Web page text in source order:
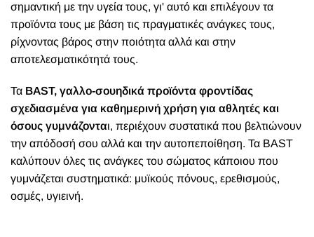
σημαντική με την υγεία τους, γι' αυτό και επιλέγουν τα
προϊόντα τους με βάση τις πραγματικές ανάγκες τους,
ρίχνοντας βάρος στην ποιότητα αλλά και στην
αποτελεσματικότητά τους.
Τα BAST, γαλλο-σουηδικά προϊόντα φροντίδας
σχεδιασμένα για καθημερινή χρήση για αθλητές και
όσους γυμνάζονται, περιέχουν συστατικά που βελτιώνουν
την απόδοσή σου αλλά και την αυτοπεποίθηση. Τα BAST
καλύπουν όλες τις ανάγκες του σώματος κάποιου που
γυμνάζεται συστηματικά: μυϊκούς πόνους, ερεθισμούς,
οσμές, υγιεινή.